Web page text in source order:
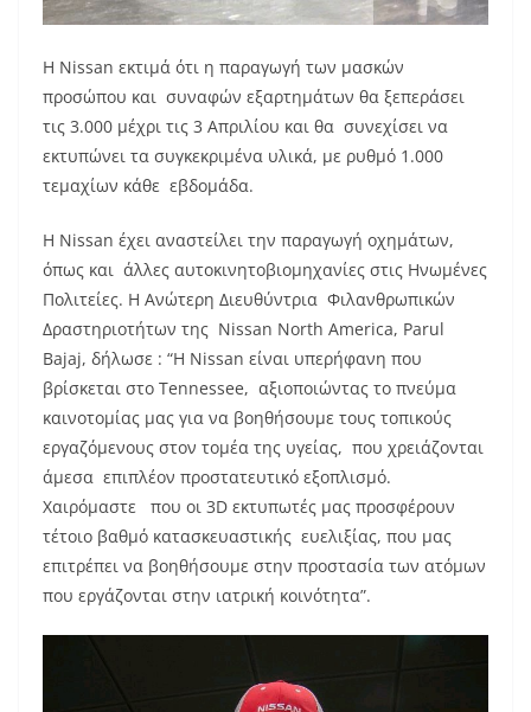
Η Nissan εκτιμά ότι η παραγωγή των μασκών
προσώπου και συναφών εξαρτημάτων θα ξεπεράσει
τις 3.000 μέχρι τις 3 Απριλίου και θα συνεχίσει να
εκτυπώνει τα συγκεκριμένα υλικά, με ρυθμό 1.000
τεμαχίων κάθε εβδομάδα.
Η Nissan έχει αναστείλει την παραγωγή οχημάτων,
όπως και άλλες αυτοκινητοβιομηχανίες στις Ηνωμένες
Πολιτείες. Η Ανώτερη Διευθύντρια Φιλανθρωπικών
Δραστηριοτήτων της Nissan North America, Parul
Bajaj, δήλωσε : “Η Nissan είναι υπερήφανη που
βρίσκεται στο Tennessee, αξιοποιώντας το πνεύμα
καινοτομίας μας για να βοηθήσουμε τους τοπικούς
εργαζόμενους στον τομέα της υγείας, που χρειάζονται
άμεσα επιπλέον προστατευτικό εξοπλισμό.
Χαιρόμαστε που οι 3D εκτυπωτές μας προσφέρουν
τέτοιο βαθμό κατασκευαστικής ευελιξίας, που μας
επιτρέπει να βοηθήσουμε στην προστασία των ατόμων
που εργάζονται στην ιατρική κοινότητα”.